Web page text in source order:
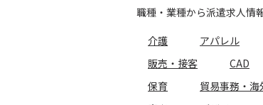
職種・業種から派遣求人情
介護
アパレル
販売・接客
CAD
保育
貿易事務・海